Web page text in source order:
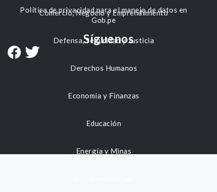
Comercio, Negocio y Emprendimiento
Defensa, Seguridad y Justicia
Derechos Humanos
Economía y Finanzas
Educación
Energía y Minas
Política de privacidad para el manejo de datos en
Gob.pe
Síguenos